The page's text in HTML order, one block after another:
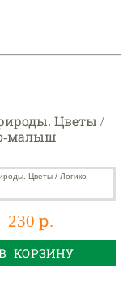
Цветы /
малыш
230 р.
КОРЗИНУ